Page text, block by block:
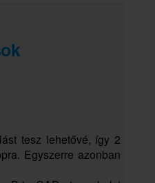
tesz lehetővé, így 2
Egyszerre azonban